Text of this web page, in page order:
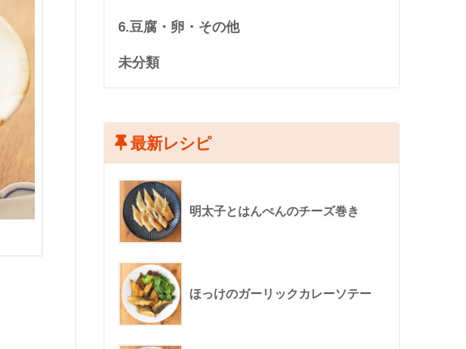
6.豆腐・卵・その他
未分類
最新レシピ
明太子とはんぺんのチーズ巻き
ほっけのガーリックカレーソテー